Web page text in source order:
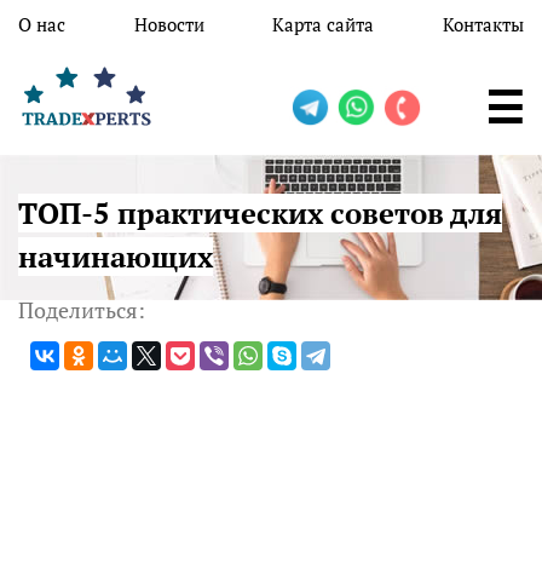
Перейти к основному содержанию
О нас Новости Карта сайта Контакты
ТОП-5 практических советов для
начинающих
Поделиться: